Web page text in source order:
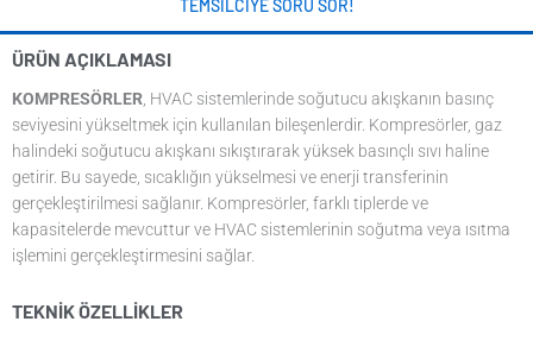
TEMSILCIYE SORU SOR!
ÜRÜN AÇIKLAMASI
KOMPRESÖRLER , HVAC sistemlerinde soğutucu akışkanın basınç
seviyesini yükseltmek için kullanılan bileşenlerdir. Kompresörler, gaz
halindeki soğutucu akışkanı sıkıştırarak yüksek basınçlı sıvı haline
getirir. Bu sayede, sıcaklığın yükselmesi ve enerji transferinin
gerçekleştirilmesi sağlanır. Kompresörler, farklı tiplerde ve
kapasitelerde mevcuttur ve HVAC sistemlerinin soğutma veya ısıtma
işlemini gerçekleştirmesini sağlar.
TEKNIK ÖZELLIKLER